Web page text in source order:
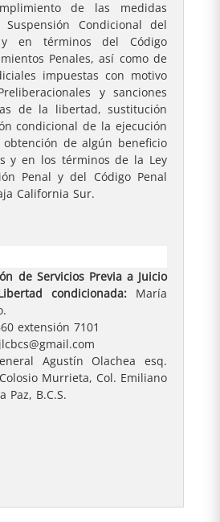
de las medidas
Condicional del
y en términos del Código
Penales, así como de
impuestas con motivo
y sanciones
de la libertad, sustitución
condicional de la ejecución
de algún beneficio
y en los términos de la Ley
Penal y del Código Penal
California Sur.
de Servicios Previa a Juicio
condicionada: María
extensión 7101
Agustín Olachea esq.
Murrieta, Col. Emiliano
Paz, B.C.S.